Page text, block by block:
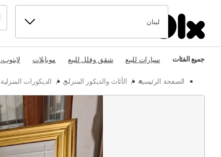
لبنان
جميع الفئات سيارات للبيع شقق وفلل للبيع موبايلات
الصفحة الرئيسية / الأثاث والديكور المنزلي / الديكورات